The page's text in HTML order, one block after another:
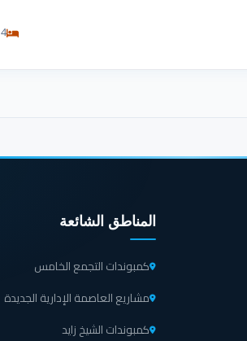
4 غرف
المناطق الشائعة
كمبوندات التجمع الخامس
مشاريع العاصمة الإدارية الجديدة
كمبوندات الشيخ زايد